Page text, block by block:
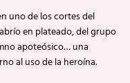
uno de los cortes del
en plateado, del grupo
apoteósico… una
al uso de la heroína.